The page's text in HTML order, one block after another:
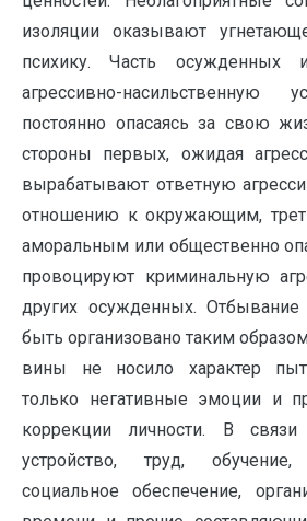
изоляции оказывают
психику. Часть осужденных
агрессивно-насильственную
постоянно опасаясь за свою
стороны первых, ожидая
вырабатывают ответную
отношению к окружающим,
аморальным или общественно
провоцируют криминальную
других осужденных. Отбывание
быть организовано таким
вины не носило характер
только негативные эмоции и
коррекции личности. В
устройство, труд,
социальное обеспечение,